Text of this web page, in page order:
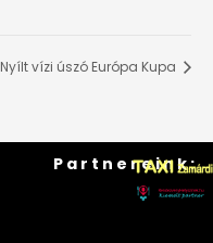
Nyílt vízi úszó Európa Kupa
Partnereink: